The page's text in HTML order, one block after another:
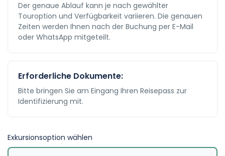
Der genaue Ablauf kann je nach gewählter
Touroption und Verfügbarkeit variieren. Die genauen
Zeiten werden Ihnen nach der Buchung per E-Mail
oder WhatsApp mitgeteilt.
Erforderliche Dokumente:
Bitte bringen Sie am Eingang Ihren Reisepass zur
Identifizierung mit.
Exkursionsoption wählen